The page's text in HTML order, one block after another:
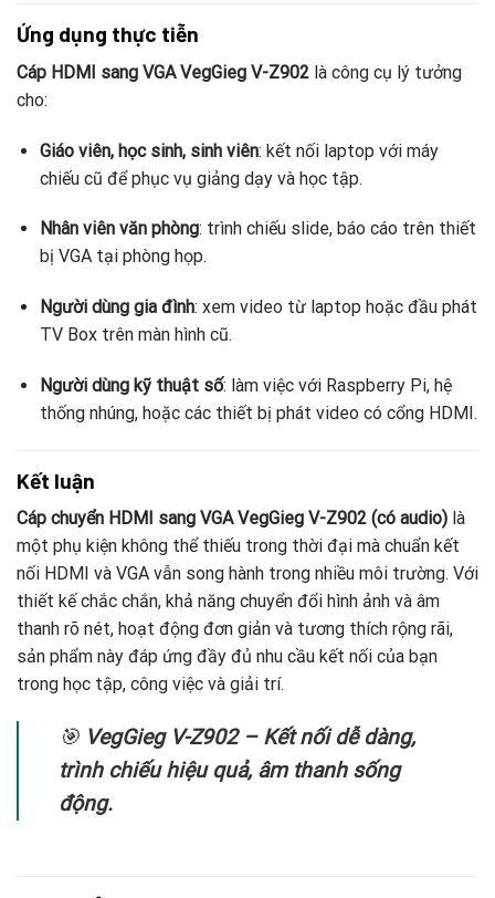
Ứng dụng thực tiễn
Cáp HDMI sang VGA VegGieg V-Z902 là công cụ lý tưởng
cho:
Giáo viên, học sinh, sinh viên: kết nối laptop với máy
chiếu cũ để phục vụ giảng dạy và học tập.
Nhân viên văn phòng: trình chiếu slide, báo cáo trên thiết
bị VGA tại phòng họp.
Người dùng gia đình: xem video từ laptop hoặc đầu phát
TV Box trên màn hình cũ.
Người dùng kỹ thuật số: làm việc với Raspberry Pi, hệ
thống nhúng, hoặc các thiết bị phát video có cổng HDMI.
Kết luận
Cáp chuyển HDMI sang VGA VegGieg V-Z902 (có audio) là
một phụ kiện không thể thiếu trong thời đại mà chuẩn kết
nối HDMI và VGA vẫn song hành trong nhiều môi trường. Với
thiết kế chắc chắn, khả năng chuyển đổi hình ảnh và âm
thanh rõ nét, hoạt động đơn giản và tương thích rộng rãi,
sản phẩm này đáp ứng đầy đủ nhu cầu kết nối của bạn
trong học tập, công việc và giải trí.
🎯 VegGieg V-Z902 – Kết nối dễ dàng,
trình chiếu hiệu quả, âm thanh sống
động.